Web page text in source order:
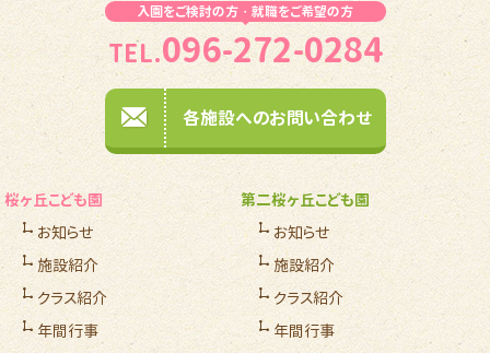
入園をご検討の方・就職をご希望の方
TEL.096-272-0284
各施設へのお問い合わせ
桜ヶ丘こども園
お知らせ
施設紹介
クラス紹介
年間行事
第二桜ヶ丘こども園
お知らせ
施設紹介
クラス紹介
年間行事